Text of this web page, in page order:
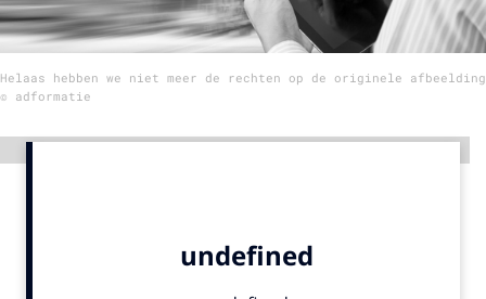
9 sept: GenAI-training
12 nov: MarketingLive!
Adverteren
Helaas hebben we niet meer de rechten op de originele afbeelding
© adformatie